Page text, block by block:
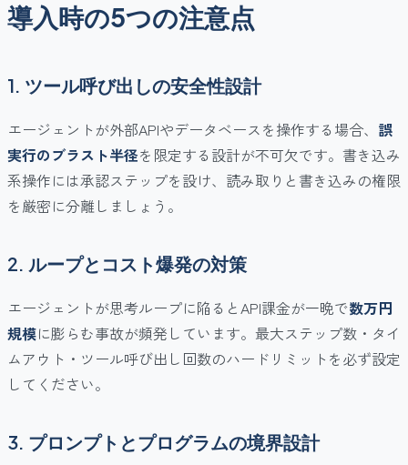
導入時の5つの注意点
1. ツール呼び出しの安全性設計
エージェントが外部APIやデータベースを操作する場合、 誤
実行のブラスト半径を限定する設計が不可欠です。書き込み
系操作には承認ステップを設け、読み取りと書き込みの権限
を厳密に分離しましょう。
2. ループとコスト爆発の対策
エージェントが思考ループに陥るとAPI課金が一晩で数万円
規模に膨らむ事故が頻発しています。最大ステップ数・タイ
ムアウト・ツール呼び出し回数のハードリミットを必ず設定
してください。
3. プロンプトとプログラムの境界設計